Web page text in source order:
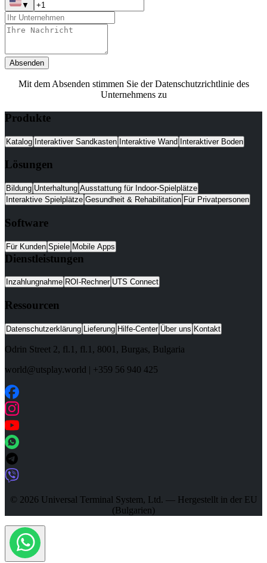
▼
Absenden
Mit dem Absenden stimmen Sie der Datenschutzrichtlinie des
Unternehmens zu
Produkte
Katalog Interaktiver Sandkasten Interaktive Wand Interaktiver Boden
Lösungen
Bildung Unterhaltung Ausstattung für Indoor-Spielplätze
Interaktive Spielplätze Gesundheit & Rehabilitation Für Privatpersonen
Software
Für Kunden Spiele Mobile Apps
Dienstleistungen
Inzahlungnahme ROI-Rechner UTS Connect
Ressourcen
Datenschutzerklärung Lieferung Hilfe-Center Über uns Kontakt
Odrin Street 2, fl.1 , fl.1, 8001 , Burgas, Bulgaria
world@utsplay.world | +359 56 940 425
© 2026 Universal Terminal System, Ltd. — Hergestellt in der EU
(Bulgarien)